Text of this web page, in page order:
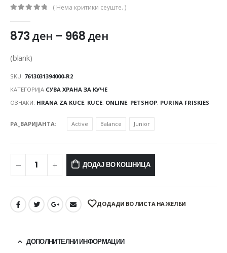
( Нема критики сеуште. )
873ден – 968ден
(blank)
SKU: 7613031394000-R2
КАТЕГОРИЈА СУВА ХРАНА ЗА КУЧЕ
ОЗНАКИ: HRANA ZA KUCE, KUCE, ONLINE, PETSHOP, PURINA FRISKIES
PA_ВАРИЈАНТА Active Balance Junior
ДОДАЈ ВО КОШНИЦА
ДОДАДИ ВО ЛИСТА НА ЖЕЛБИ
ДОПОЛНИТЕЛНИ ИНФОРМАЦИИ